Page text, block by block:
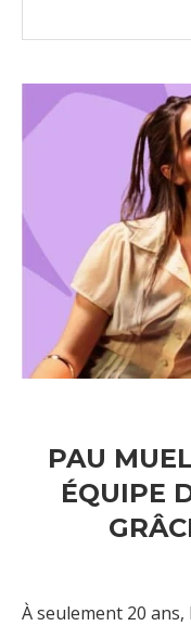
PAU
ÉQUIPE
À seulement 20